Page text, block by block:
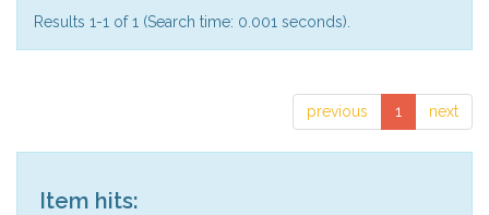
Results 1-1 of 1 (Search time: 0.001 seconds).
previous 1 next
Item hits: